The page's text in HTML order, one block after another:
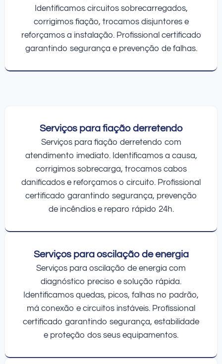
Identificamos circuitos sobrecarregados,
corrigimos fiação, trocamos disjuntores e
reforçamos a instalação. Profissional certificado
garantindo segurança e prevenção de falhas.
Serviços para fiação derretendo
Serviços para fiação derretendo com
atendimento imediato. Identificamos a causa,
corrigimos sobrecarga, trocamos cabos
danificados e reforçamos o circuito. Profissional
certificado garantindo segurança, prevenção
de incêndios e reparo rápido 24h.
Serviços para oscilação de energia
Serviços para oscilação de energia com
diagnóstico preciso e solução rápida.
Identificamos quedas, picos, falhas no padrão,
má conexão e circuitos instáveis. Profissional
certificado garantindo segurança, estabilidade
e proteção dos seus equipamentos.